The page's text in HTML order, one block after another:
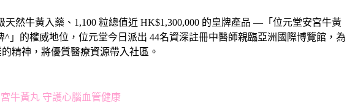
然牛黃入藥、1,100 粒總值近 HK$1,300,000 的皇牌產品 —「位元堂安宮牛黃
的權威地位，位元堂今日派出 44名資深註冊中醫師親臨亞洲國際博覽館，為
精神，將優質醫療資源帶入社區。
牛黃丸 守護心腦血管健康